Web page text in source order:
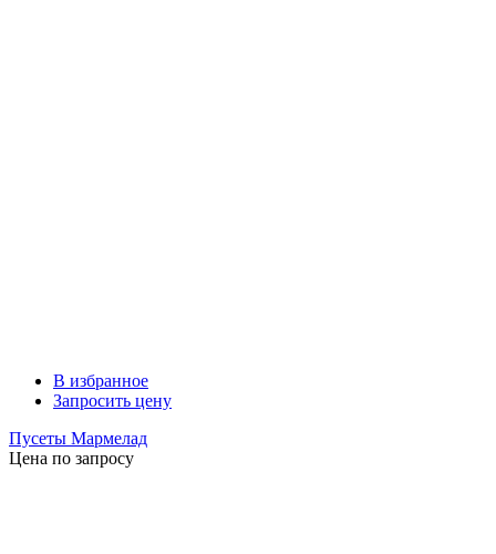
В избранное
Запросить цену
Пусеты Мармелад
Цена по запросу